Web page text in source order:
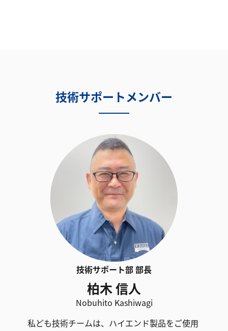
技術サポートメンバー
技術サポート部 部長
柏木 信人
Nobuhito Kashiwagi
私ども技術チームは、ハイエンド製品をご使用